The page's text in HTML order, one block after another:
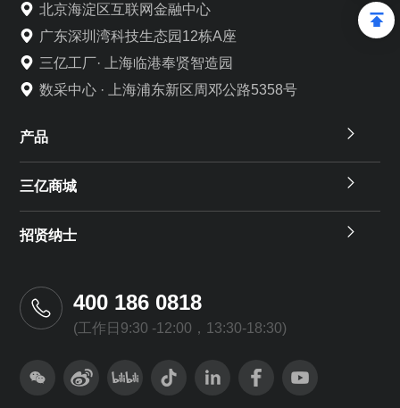
北京海淀区互联网金融中心
广东深圳湾科技生态园12栋A座
三亿工厂· 上海临港奉贤智造园
数采中心 · 上海浦东新区周邓公路5358号
产品
三亿商城
招贤纳士
400 186 0818
(工作日9:30 -12:00，13:30-18:30)